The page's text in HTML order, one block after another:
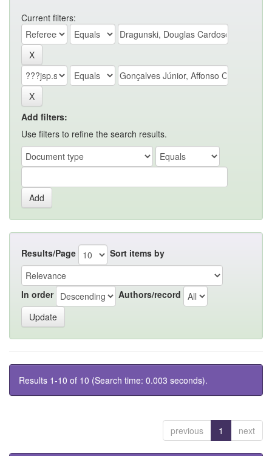
Current filters:
Add filters:
Use filters to refine the search results.
Results/Page Sort items by
In order Authors/record
Results 1-10 of 10 (Search time: 0.003 seconds).
previous 1 next